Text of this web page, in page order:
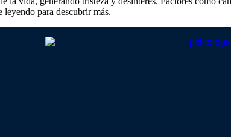
para descubrir más.